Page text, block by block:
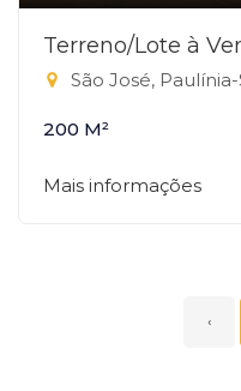
Terreno/Lote à
São José, Paulínia-
200 M²
Mais informações
‹